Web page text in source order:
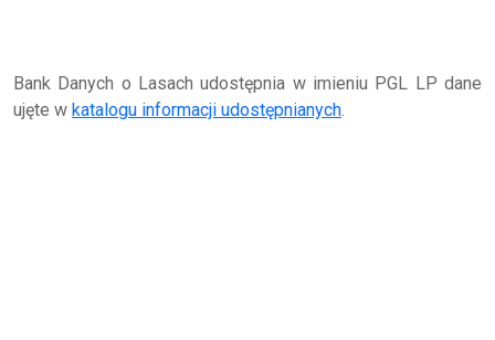
Bank Danych o Lasach udostępnia w imieniu PGL LP dane
ujęte w katalogu informacji udostępnianych.